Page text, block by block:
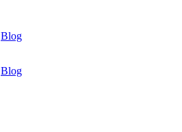
Blog
Blog